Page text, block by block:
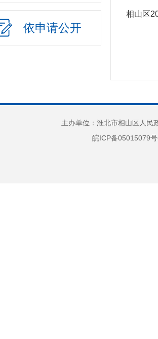
网上政务服务
招标采购
新闻发布
监督保障
依申请公开
相山区
主办单位：淮北市相山区人
皖ICP备05015079